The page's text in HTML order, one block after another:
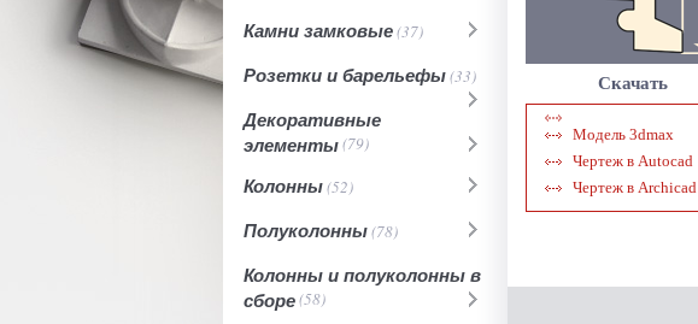
Камни замковые(37)
Розетки и барельефы(33)
Декоративные
элементы(79)
Колонны(52)
Полуколонны(78)
Колонны и полуколонны в
сборе(58)
Скачать
Модель 3dmax
Чертеж в Autocad
Чертеж в Archicad